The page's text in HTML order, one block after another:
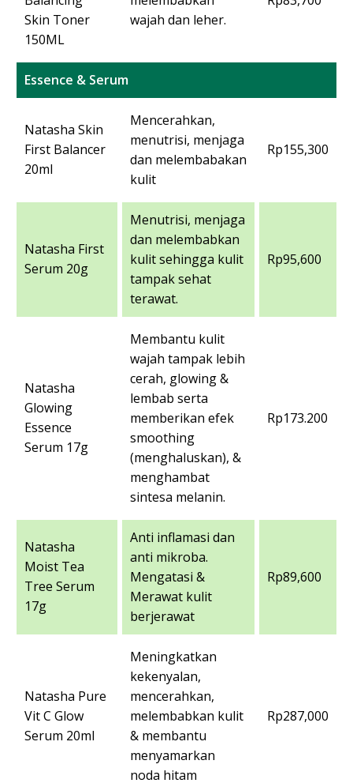
Skin Toner
150ML
wajah dan leher.
Essence & Serum
Natasha Skin
First Balancer
20ml
Mencerahkan,
menutrisi, menjaga
dan melembabakan
kulit
Rp155,300
Natasha First
Serum 20g
Menutrisi, menjaga
dan melembabkan
kulit sehingga kulit
tampak sehat
terawat.
Rp95,600
Natasha
Glowing
Essence
Serum 17g
Membantu kulit
wajah tampak lebih
cerah, glowing &
lembab serta
memberikan efek
smoothing
(menghaluskan), &
menghambat
sintesa melanin.
Rp173.200
Natasha
Moist Tea
Tree Serum
17g
Anti inflamasi dan
anti mikroba.
Mengatasi &
Merawat kulit
berjerawat
Rp89,600
Natasha Pure
Vit C Glow
Serum 20ml
Meningkatkan
kekenyalan,
mencerahkan,
melembabkan kulit
& membantu
menyamarkan
noda hitam
Rp287,000